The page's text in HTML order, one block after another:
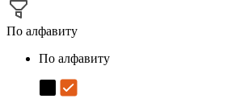
По алфавиту
По алфавиту